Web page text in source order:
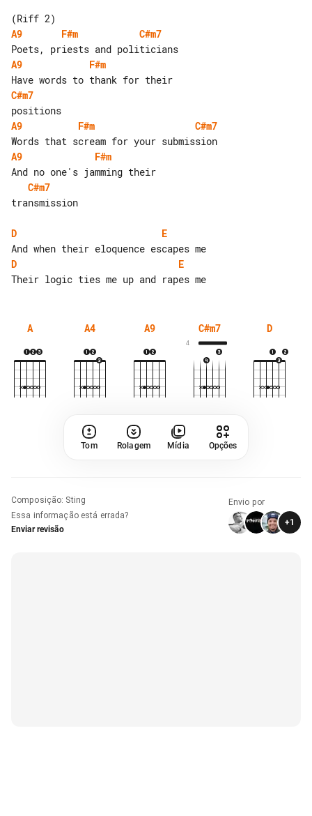
A9
F#m
C#m7
A9
F#m
C#m7
A9
F#m
C#m7
A9
F#m
C#m7
transmission
D
E
D
E
A A4 A9 C#m7
4
D
Tom Rolagem Mídia Opções
Composição: Sting
Essa informação está errada?
Enviar revisão
Envio por
+1